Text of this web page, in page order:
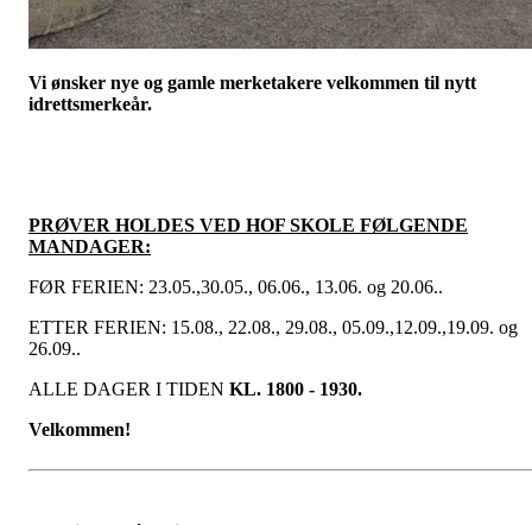
Vi ønsker nye og gamle merketakere velkommen til nytt
idrettsmerkeår.
PRØVER HOLDES VED HOF SKOLE FØLGENDE
MANDAGER:
FØR FERIEN: 23.05.,30.05., 06.06., 13.06. og 20.06..
ETTER FERIEN: 15.08., 22.08., 29.08., 05.09.,12.09.,19.09. og
26.09..
ALLE DAGER I TIDEN KL. 1800 - 1930.
Velkommen!